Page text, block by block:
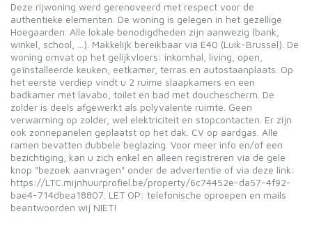
Deze rijwoning werd gerenoveerd met respect voor de
authentieke elementen. De woning is gelegen in het gezellige
Hoegaarden. Alle lokale benodigdheden zijn aanwezig (bank,
winkel, school, ...). Makkelijk bereikbaar via E40 (Luik-Brussel). De
woning omvat op het gelijkvloers: inkomhal, living, open,
geïnstalleerde keuken, eetkamer, terras en autostaanplaats. Op
het eerste verdiep vindt u 2 ruime slaapkamers en een
badkamer met lavabo, toilet en bad met douchescherm. De
zolder is deels afgewerkt als polyvalente ruimte. Geen
verwarming op zolder, wel elektriciteit en stopcontacten. Er zijn
ook zonnepanelen geplaatst op het dak. CV op aardgas. Alle
ramen bevatten dubbele beglazing. Voor meer info en/of een
bezichtiging, kan u zich enkel en alleen registreren via de gele
knop "bezoek aanvragen" onder de advertentie of via deze link:
https://LTC.mijnhuurprofiel.be/property/6c74452e-da57-4f92-
bae4-714dbea18807. LET OP: telefonische oproepen en mails
beantwoorden wij NIET!